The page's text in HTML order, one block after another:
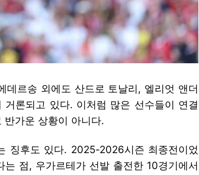
데르송 외에도 산드로 토날리, 엘리엇 앤더
론되고 있다. 이처럼 많은 선수들이 연결
반가운 상황이 아니다.
징후도 있다. 2025-2026시즌 최종전이었
점, 우가르테가 선발 출전한 10경기에서